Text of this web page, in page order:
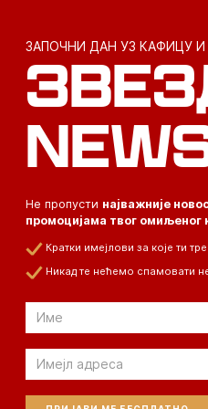
ЗАПОЧНИ ДАН УЗ КАФИЦУ И
Не пропусти најважније
промоцијама твог омиљеног
Кратки имејлови за које ти
Никад те нећемо спамовати
Email
Email